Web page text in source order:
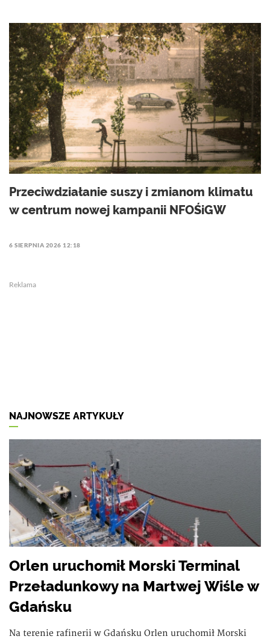
Przeciwdziałanie suszy i zmianom klimatu
w centrum nowej kampanii NFOŚiGW
6 SIERPNIA 2026 12:18
Reklama
NAJNOWSZE ARTYKUŁY
Orlen uruchomił Morski Terminal
Przeładunkowy na Martwej Wiśle w
Gdańsku
Na terenie rafinerii w Gdańsku Orlen uruchomił Morski